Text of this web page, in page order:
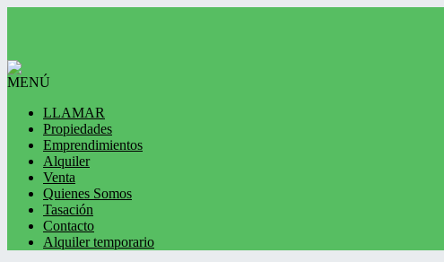
MENÚ
LLAMAR
Propiedades
Emprendimientos
Alquiler
Venta
Quienes Somos
Tasación
Contacto
Alquiler temporario